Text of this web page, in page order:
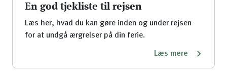
En god tjekliste til rejsen
Læs her, hvad du kan gøre inden og under rejsen
for at undgå ærgrelser på din ferie.
Læs mere